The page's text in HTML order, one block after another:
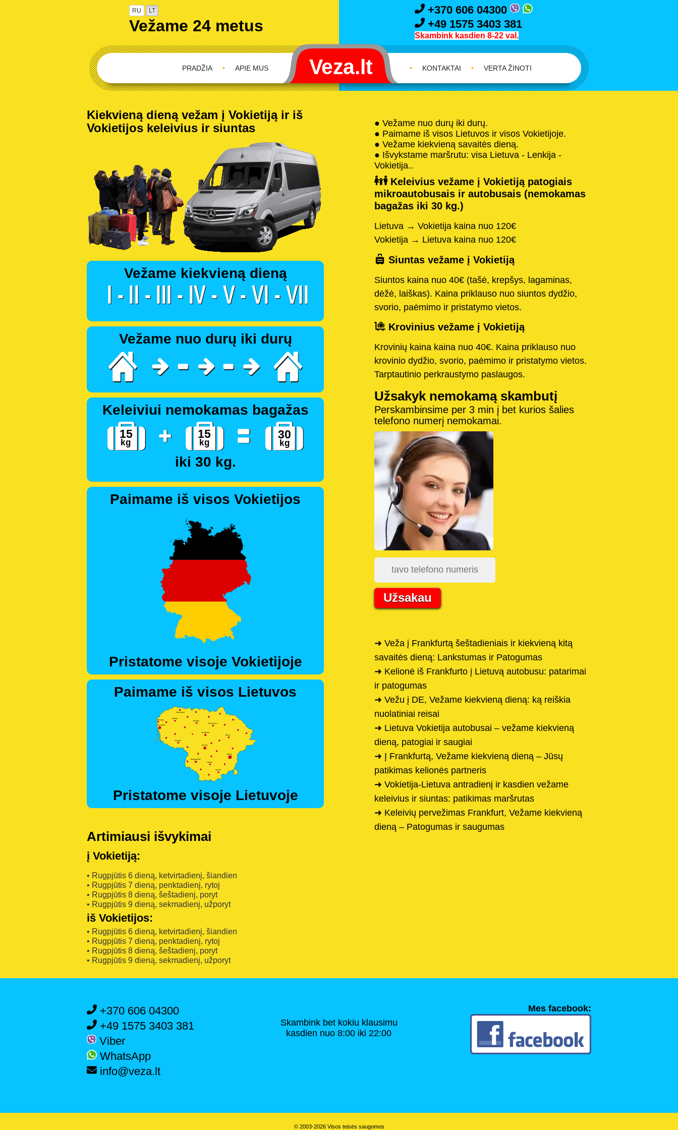
RU LT
Vežame 24 metus
+370 606 04300
+49 1575 3403 381
Skambink kasdien 8-22 val.
APIE MUS
•
PRADŽIA • KONTAKTAI • VERTA ŽINOTI
Kiekvieną dieną vežam į Vokietiją ir iš
Vokietijos keleivius ir siuntas
Vežame kiekvieną dieną
Vežame nuo durų iki durų
Keleiviui nemokamas bagažas
iki 30 kg.
Paimame iš visos Vokietijos
Pristatome visoje Vokietijoje
Paimame iš visos Lietuvos
Pristatome visoje Lietuvoje
Artimiausi išvykimai
į Vokietiją:
• Rugpjūtis 6 dieną, ketvirtadienį, šiandien
• Rugpjūtis 7 dieną, penktadienį, rytoj
• Rugpjūtis 8 dieną, šeštadienį, poryt
• Rugpjūtis 9 dieną, sekmadienį, užporyt
iš Vokietijos:
• Rugpjūtis 6 dieną, ketvirtadienį, šiandien
• Rugpjūtis 7 dieną, penktadienį, rytoj
• Rugpjūtis 8 dieną, šeštadienį, poryt
• Rugpjūtis 9 dieną, sekmadienį, užporyt
● Vežame nuo durų iki durų.
● Paimame iš visos Lietuvos ir visos Vokietijoje.
● Vežame kiekvieną savaitės dieną.
● Išvykstame maršrutu: visa Lietuva - Lenkija -
Vokietija..
Keleivius vežame į Vokietiją patogiais
mikroautobusais ir autobusais (nemokamas
bagažas iki 30 kg.)
Lietuva → Vokietija kaina nuo 120€
Vokietija → Lietuva kaina nuo 120€
Siuntas vežame į Vokietiją
Siuntos kaina nuo 40€ (tašė, krepšys, lagaminas,
dėžė, laiškas). Kaina priklauso nuo siuntos dydžio,
svorio, paėmimo ir pristatymo vietos.
Krovinius vežame į Vokietiją
Krovinių kaina kaina nuo 40€. Kaina priklauso nuo
krovinio dydžio, svorio, paėmimo ir pristatymo vietos.
Tarptautinio perkraustymo paslaugos.
Užsakyk nemokamą skambutį
Perskambinsime per 3 min į bet kurios šalies
telefono numerį nemokamai.
Užsakau
➜ Veža į Frankfurtą šeštadieniais ir kiekvieną kitą
savaitės dieną: Lankstumas ir Patogumas
➜ Kelionė iš Frankfurto į Lietuvą autobusu: patarimai
ir patogumas
➜ Vežu į DE, Vežame kiekvieną dieną: ką reiškia
nuolatiniai reisai
➜ Lietuva Vokietija autobusai – vežame kiekvieną
dieną, patogiai ir saugiai
➜ Į Frankfurtą, Vežame kiekvieną dieną – Jūsų
patikimas kelionės partneris
➜ Vokietija-Lietuva antradienį ir kasdien vežame
keleivius ir siuntas: patikimas maršrutas
➜ Keleivių pervežimas Frankfurt, Vežame kiekvieną
dieną – Patogumas ir saugumas
+370 606 04300
+49 1575 3403 381
Viber
WhatsApp
info@veza.lt
Skambink bet kokiu klausimu
kasdien nuo 8:00 iki 22:00
Mes facebook:
© 2003-2026 Visos teisės saugomos